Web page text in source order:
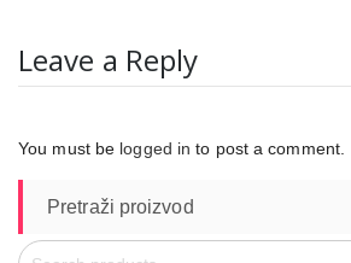
Leave a Reply
You must be logged in to post a comment.
Pretraži proizvod
Search